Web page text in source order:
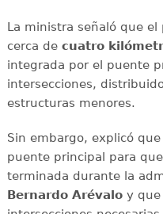
La ministra señaló que
cerca de cuatro
integrada por el puente
intersecciones,
estructuras menores.
Sin embargo, explicó
puente principal para
terminada durante la
Bernardo Arévaloy que